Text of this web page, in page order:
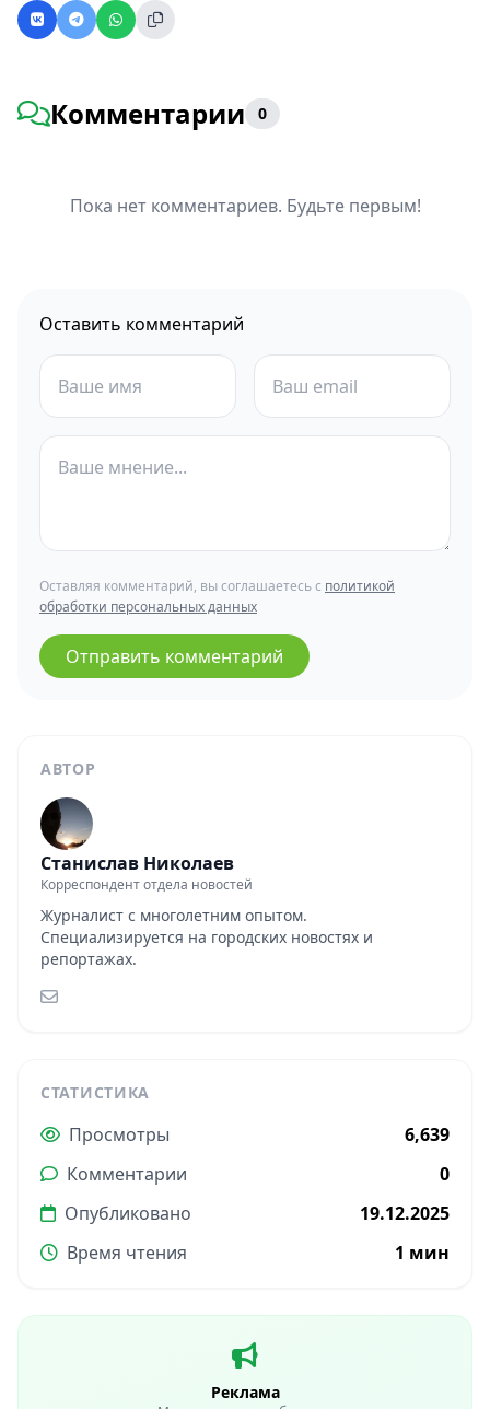
АВТОР
Станислав Николаев
Корреспондент отдела новостей
Журналист с многолетним опытом.
Специализируется на городских новостях и
репортажах.
СТАТИСТИКА
Просмотры
6,639
Комментарии
0
Опубликовано
19.12.2025
Время чтения
1 мин
Реклама
Комментарии 0
Пока нет комментариев. Будьте первым!
Оставить комментарий
Оставляя комментарий, вы соглашаетесь с политикой
обработки персональных данных
Отправить комментарий